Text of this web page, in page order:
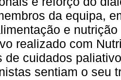
da equipa,
e
realizado com
de cuidados
sentiam o seu